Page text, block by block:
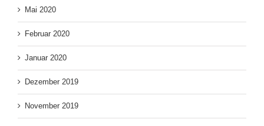
Mai 2020
Februar 2020
Januar 2020
Dezember 2019
November 2019